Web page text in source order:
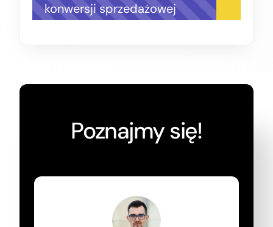
konwersji sprzedażowej
Poznajmy się!